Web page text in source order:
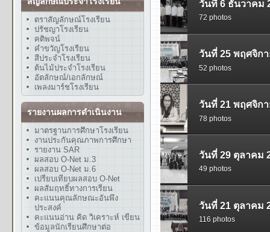
ตราสัญลักษณ์โรงเรียน
ปรัชญาโรงเรียน
คติพจน์
คำขวัญโรงเรียน
สีประจำโรงเรียน
ต้นไม้ประจำโรงเรียน
อัตลักษณ์/เอกลักษณ์
เพลงมาร์ชโรงเรียน
รายงานผลการดำเนินงาน
มาตรฐานการศึกษาโรงเรียน
งานประกันคุณภาพการศึกษา
รายงาน SAR
ผลสอบ O-Net ม.3
ผลสอบ O-Net ม.6
เปรียบเทียบผลสอบ O-Net
ผลสัมฤทธิ์ทางการเรียน
คะแนนคุณลักษณะอันพึง
ประสงค์
คะแนนอ่าน คิด วิเคราะห์ เขียน
ข้อมูลนักเรียนศึกษาต่อ